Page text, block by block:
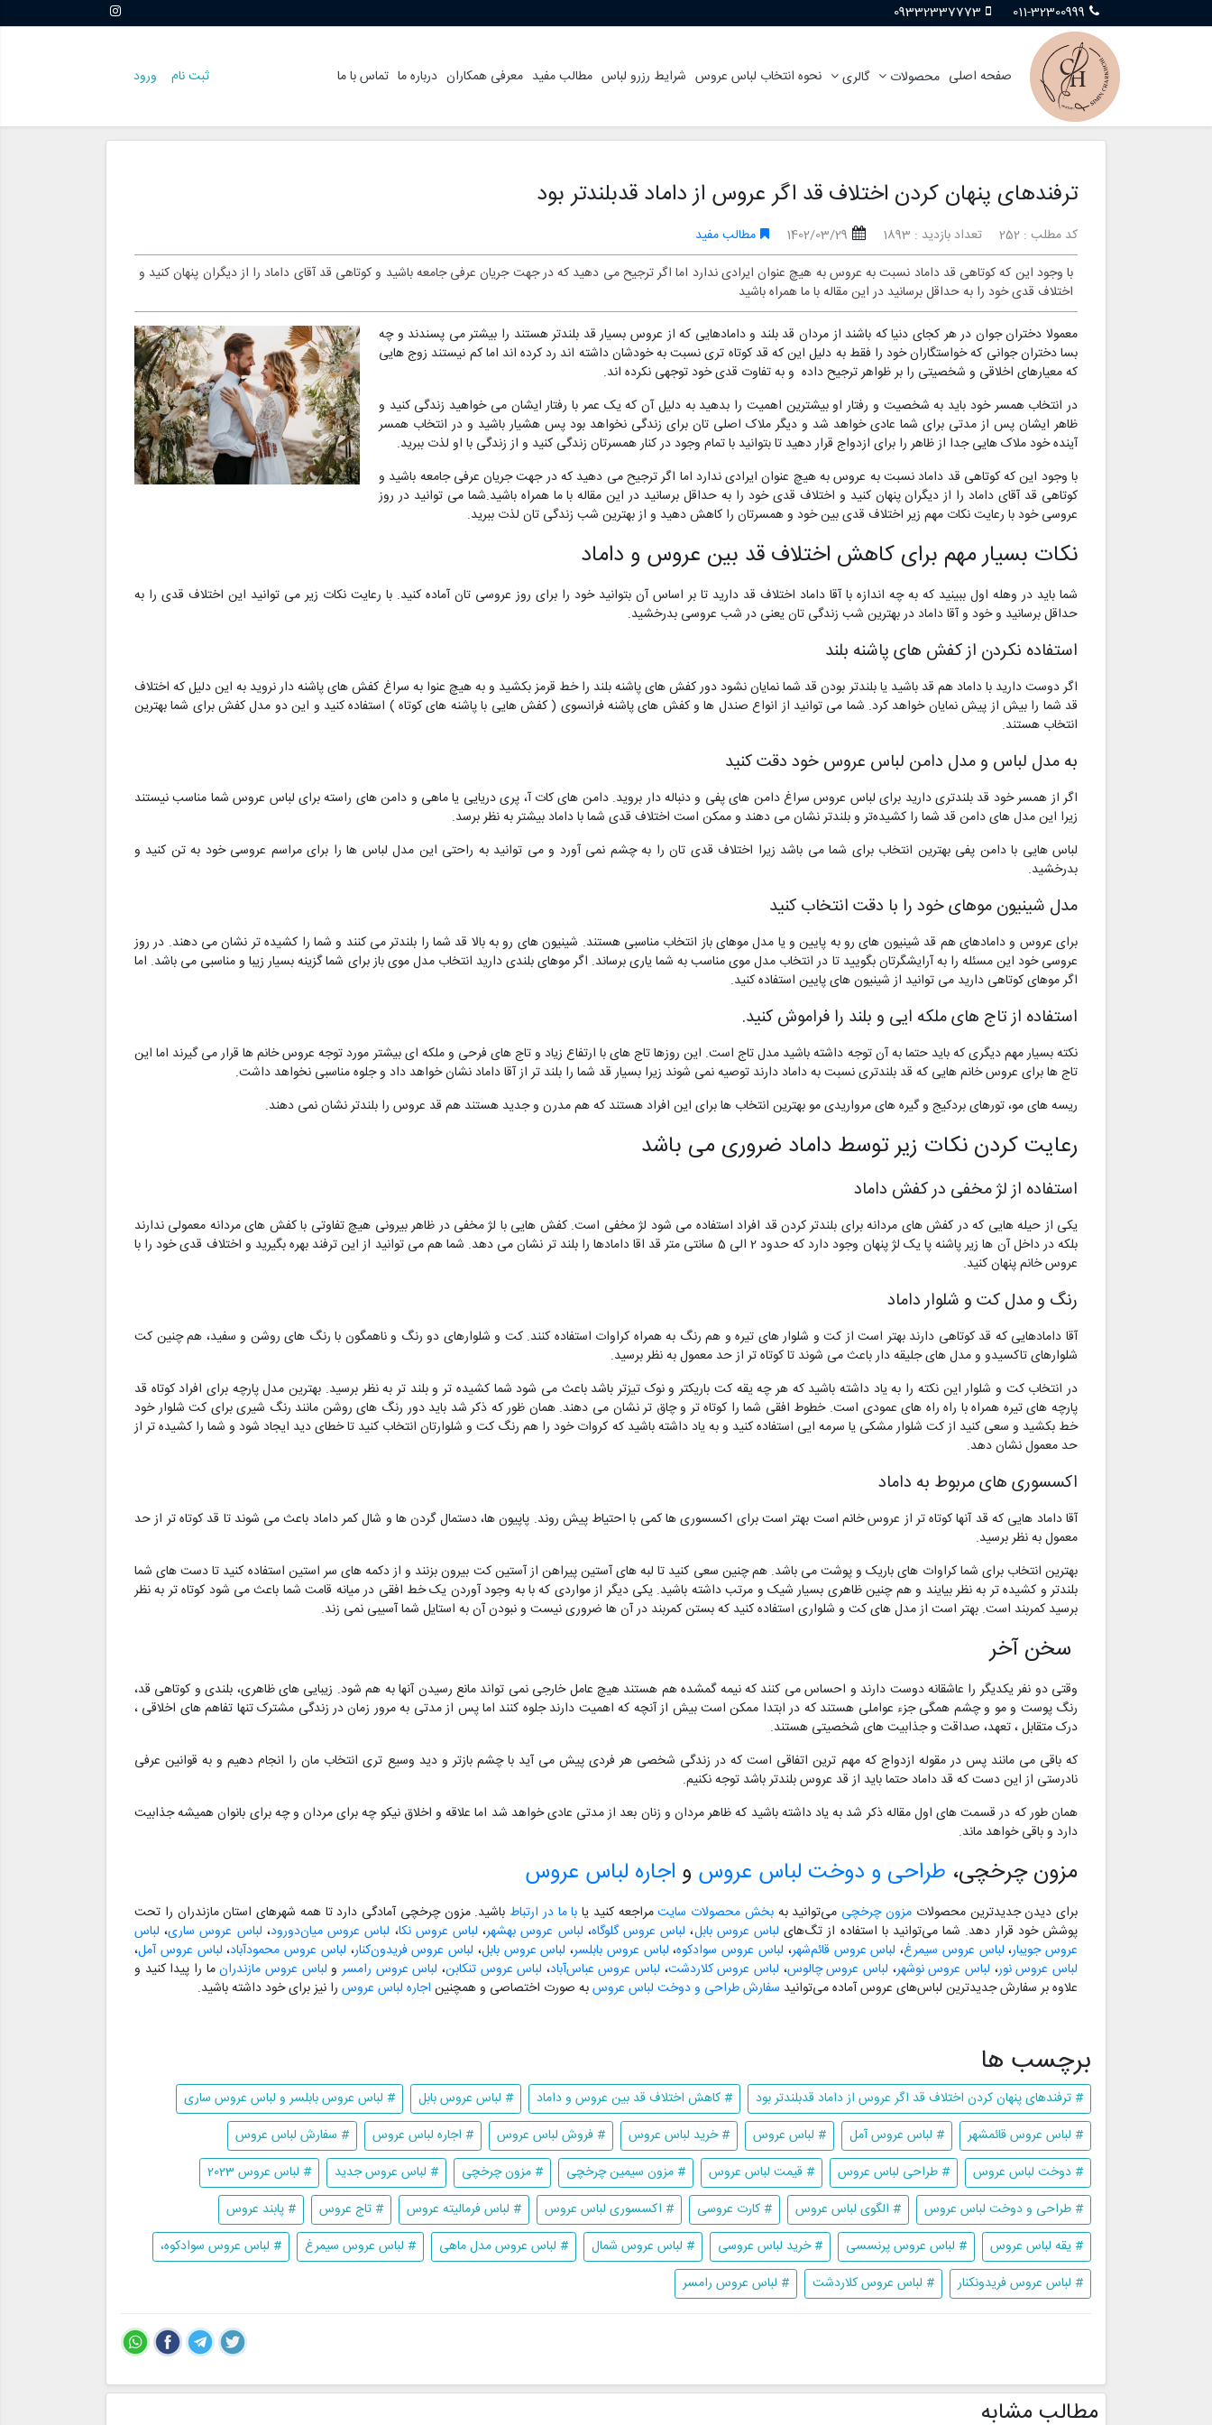
011-32300999
09332337773
ثبت نام ورود صفحه اصلی محصولات گالری نحوه انتخاب لباس عروس شرایط رزرو لباس مطالب مفید معرفی همکاران درباره ما تماس با ما
ترفندهای پنهان کردن اختلاف قد اگر عروس از داماد قدبلندتر بود
کد مطلب : 252 تعداد بازدید : 1893 1402/03/29
مطالب مفید
با وجود این که کوتاهی قد داماد نسبت به عروس به هیچ عنوان ایرادی ندارد اما اگر ترجیح می دهید که در جهت جریان عرفی جامعه باشید و کوتاهی قد آقای داماد را از دیگران پنهان کنید و
اختلاف قدی خود را به حداقل برسانید در این مقاله با ما همراه باشید
معمولا دختران جوان در هر کجای دنیا که باشند از مردان قد بلند و دامادهایی که از عروس بسیار قد بلندتر هستند را بیشتر می پسندند و چه
بسا دختران جوانی که خواستگاران خود را فقط به دلیل این که قد کوتاه تری نسبت به خودشان داشته اند رد کرده اند اما کم نیستند زوج هایی
که معیارهای اخلاقی و شخصیتی را بر ظواهر ترجیح داده و به تفاوت قدی خود توجهی نکرده اند.
در انتخاب همسر خود باید به شخصیت و رفتار او بیشترین اهمیت را بدهید به دلیل آن که یک عمر با رفتار ایشان می خواهید زندگی کنید و
ظاهر ایشان پس از مدتی برای شما عادی خواهد شد و دیگر ملاک اصلی تان برای زندگی نخواهد بود پس هشیار باشید و در انتخاب همسر
آینده خود ملاک هایی جدا از ظاهر را برای ازدواج قرار دهید تا بتوانید با تمام وجود در کنار همسرتان زندگی کنید و از زندگی با او لذت ببرید.
با وجود این که کوتاهی قد داماد نسبت به عروس به هیچ عنوان ایرادی ندارد اما اگر ترجیح می دهید که در جهت جریان عرفی جامعه باشید و
کوتاهی قد آقای داماد را از دیگران پنهان کنید و اختلاف قدی خود را به حداقل برسانید در این مقاله با ما همراه باشید.شما می توانید در روز
عروسی خود با رعایت نکات مهم زیر اختلاف قدی بین خود و همسرتان را کاهش دهید و از بهترین شب زندگی تان لذت ببرید.
نکات بسیار مهم برای کاهش اختلاف قد بین عروس و داماد
شما باید در وهله اول ببینید که به چه اندازه با آقا داماد اختلاف قد دارید تا بر اساس آن بتوانید خود را برای روز عروسی تان آماده کنید. با رعایت نکات زیر می توانید این اختلاف قدی را به
حداقل برسانید و خود و آقا داماد در بهترین شب زندگی تان یعنی در شب عروسی بدرخشید.
استفاده نکردن از کفش های پاشنه بلند
اگر دوست دارید با داماد هم قد باشید یا بلندتر بودن قد شما نمایان نشود دور کفش های پاشنه بلند را خط قرمز بکشید و به هیچ عنوا به سراغ کفش های پاشنه دار نروید به این دلیل که اختلاف
قد شما را بیش از پیش نمایان خواهد کرد. شما می توانید از انواع صندل ها و کفش های پاشنه فرانسوی ( کفش هایی با پاشنه های کوتاه ) استفاده کنید و این دو مدل کفش برای شما بهترین
انتخاب هستند.
به مدل لباس و مدل دامن لباس عروس خود دقت کنید
اگر از همسر خود قد بلندتری دارید برای لباس عروس سراغ دامن های پفی و دنباله دار بروید. دامن های کات آ، پری دریایی یا ماهی و دامن های راسته برای لباس عروس شما مناسب نیستند
زیرا این مدل های دامن قد شما را کشیده‌تر و بلندتر نشان می دهند و ممکن است اختلاف قدی شما با داماد بیشتر به نظر برسد.
لباس هایی با دامن پفی بهترین انتخاب برای شما می باشد زیرا اختلاف قدی تان را به چشم نمی آورد و می توانید به راحتی این مدل لباس ها را برای مراسم عروسی خود به تن کنید و
بدرخشید.
مدل شینیون موهای خود را با دقت انتخاب کنید
برای عروس و دامادهای هم قد شینیون های رو به پایین و یا مدل موهای باز انتخاب مناسبی هستند. شینیون های رو به بالا قد شما را بلندتر می کنند و شما را کشیده تر نشان می دهند. در روز
عروسی خود این مسئله را به آرایشگرتان بگویید تا در انتخاب مدل موی مناسب به شما یاری برساند. اگر موهای بلندی دارید انتخاب مدل موی باز برای شما گزینه بسیار زیبا و مناسبی می باشد. اما
اگر موهای کوتاهی دارید می توانید از شینیون های پایین استفاده کنید.
استفاده از تاج های ملکه ایی و بلند را فراموش کنید.
نکته بسیار مهم دیگری که باید حتما به آن توجه داشته باشید مدل تاج است. این روزها تاج های با ارتفاع زیاد و تاج های فرحی و ملکه ای بیشتر مورد توجه عروس خانم ها قرار می گیرند اما این
تاج ها برای عروس خانم هایی که قد بلندتری نسبت به داماد دارند توصیه نمی شوند زیرا بسیار قد شما را بلند تر از آقا داماد نشان خواهد داد و جلوه مناسبی نخواهد داشت.
ریسه های مو، تورهای بردکیج و گیره های مرواریدی مو بهترین انتخاب ها برای این افراد هستند که هم مدرن و جدید هستند هم قد عروس را بلندتر نشان نمی دهند.
رعایت کردن نکات زیر توسط داماد ضروری می باشد
استفاده از لژ مخفی در کفش داماد
یکی از حیله هایی که در کفش های مردانه برای بلندتر کردن قد افراد استفاده می شود لژ مخفی است. کفش هایی با لژ مخفی در ظاهر بیرونی هیچ تفاوتی با کفش های مردانه معمولی ندارند
بلکه در داخل آن ها زیر پاشنه پا یک لژ پنهان وجود دارد که حدود 2 الی 5 سانتی متر قد اقا دامادها را بلند تر نشان می دهد. شما هم می توانید از این ترفند بهره بگیرید و اختلاف قدی خود را با
عروس خانم پنهان کنید.
رنگ و مدل کت و شلوار داماد
آقا دامادهایی که قد کوتاهی دارند بهتر است از کت و شلوار های تیره و هم رنگ به همراه کراوات استفاده کنند. کت و شلوارهای دو رنگ و ناهمگون با رنگ های روشن و سفید، هم چنین کت
شلوارهای تاکسیدو و مدل های جلیقه دار باعث می شوند تا کوتاه تر از حد معمول به نظر برسید.
در انتخاب کت و شلوار این نکته را به یاد داشته باشید که هر چه یقه کت باریکتر و نوک تیزتر باشد باعث می شود شما کشیده تر و بلند تر به نظر برسید. بهترین مدل پارچه برای افراد کوتاه قد
پارچه های تیره همراه با راه راه های عمودی است. خطوط افقی شما را کوتاه تر و چاق تر نشان می دهند. همان ظور که ذکر شد باید دور رنگ های روشن مانند رنگ شیری برای کت شلوار خود
خط بکشید و سعی کنید از کت شلوار مشکی یا سرمه ایی استفاده کنید و به یاد داشته باشید که کروات خود را هم رنگ کت و شلوارتان انتخاب کنید تا خطای دید ایجاد شود و شما را کشیده تر از
حد معمول نشان دهد.
اکسسوری های مربوط به داماد
آقا داماد هایی که قد آنها کوتاه تر از عروس خانم است بهتر است برای اکسسوری ها کمی با احتیاط پیش روند. پاپیون ها، دستمال گردن ها و شال کمر داماد باعث می شوند تا قد کوتاه تر از حد
معمول به نظر برسید.
بهترین انتخاب برای شما کراوات های باریک و پوشت می باشد. هم چنین سعی کنید تا لبه های آستین پیراهن از آستین کت بیرون بزنند و از دکمه های سر استین استفاده کنید تا دست های شما
بلندتر و کشیده تر به نظر بیایند و هم چنین ظاهری بسیار شیک و مرتب داشته باشید. یکی دیگر از مواردی که با به وجود آوردن یک خط افقی در میانه قامت شما باعث می شود کوتاه تر به نظر
برسید کمربند است. بهتر است از مدل های کت و شلواری استفاده کنید که بستن کمربند در آن ها ضروری نیست و نبودن آن به استایل شما آسیبی نمی زند.
سخن آخر
وقتی دو نفر یکدیگر را عاشقانه دوست دارند و احساس می کنند که نیمه گمشده هم هستند هیچ عامل خارجی نمی تواند مانع رسیدن آنها به هم شود. زیبایی های ظاهری، بلندی و کوتاهی قد،
رنگ پوست و مو و چشم همگی جزء عواملی هستند که در ابتدا ممکن است بیش از آنچه که اهمیت دارند جلوه کنند اما پس از مدتی به مرور زمان در زندگی مشترک تنها تفاهم های اخلاقی ،
درک متقابل ، تعهد، صداقت و جذابیت های شخصیتی هستند.
که باقی می مانند پس در مقوله ازدواج که مهم ترین اتفاقی است که در زندگی شخصی هر فردی پیش می آید با چشم بازتر و دید وسیع تری انتخاب مان را انجام دهیم و به قوانین عرفی
نادرستی از این دست که قد داماد حتما باید از قد عروس بلندتر باشد توجه نکنیم.
همان طور که در قسمت های اول مقاله ذکر شد به یاد داشته باشید که ظاهر مردان و زنان بعد از مدتی عادی خواهد شد اما علاقه و اخلاق نیکو چه برای مردان و چه برای بانوان همیشه جذابیت
دارد و باقی خواهد ماند.
مزون چرخچی، طراحی و دوخت لباس عروس و اجاره لباس عروس
برای دیدن جدیدترین محصولات مزون چرخچی می‌توانید بهبخش محصولات سایتمراجعه کنید یا با ما در ارتباط باشید. مزون چرخچی آمادگی دارد تا همه شهرهای استان مازندران را تحت
پوشش خود قرار دهد. شما می‌توانید با استفاده از تگ‌های لباس عروس بابل، لباس عروس گلوگاه، لباس عروس بهشهر، لباس عروس نکا، لباس عروس میان‌دورود، لباس عروس ساری، لباس
عروس جویبار، لباس عروس سیمرغ، لباس عروس قائم‌شهر، لباس عروس سوادکوه، لباس عروس بابلسر، لباس عروس بابل، لباس عروس فریدون‌کنار، لباس عروس محمودآباد، لباس عروس آمل،
لباس عروس نور، لباس عروس نوشهر، لباس عروس چالوس، لباس عروس کلاردشت، لباس عروس عباس‌آباد، لباس عروس تنکابن، لباس عروس رامسرو لباس عروس مازندرانما را پیدا کنید و
علاوه بر سفارش جدیدترین لباس‌های عروس آماده می‌توانید سفارش طراحی و دوخت لباس عروسبه صورت اختصاصی و همچنین اجاره لباس عروس را نیز برای خود داشته باشید.
برچسب ها
# ترفندهای پنهان کردن اختلاف قد اگر عروس از داماد قدبلندتر بود # کاهش اختلاف قد بین عروس و داماد # لباس عروس بابل
# لباس عروس بابلسر و لباس عروس ساری
# لباس عروس قائمشهر
# لباس عروس آمل # لباس عروس # خرید لباس عروس # فروش لباس عروس # اجاره لباس عروس
# سفارش لباس عروس
# دوخت لباس عروس
# طراحی لباس عروس # قیمت لباس عروس # مزون سیمین چرخچی # مزون چرخچی # لباس عروس جدید
# لباس عروس 2023
# طراحی و دوخت لباس عروس
# الگوی لباس عروس # کارت عروسی # اکسسوری لباس عروس # لباس فرمالیته عروس # تاج عروس
# پابند عروس
# یقه لباس عروس
# لباس عروس پرنسسی # خرید لباس عروسی # لباس عروس شمال # لباس عروس مدل ماهی # لباس عروس سیمرغ
# لباس عروس سوادکوه،
# لباس عروس فریدونکنار
# لباس عروس کلاردشت # لباس عروس رامسر
مطالب مشابه